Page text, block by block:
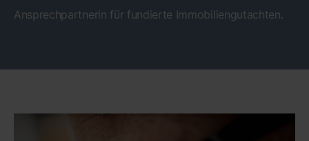
Ansprechpartnerin für fundierte Immobiliengutachten.